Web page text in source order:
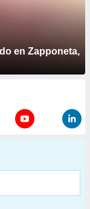
en Zapponeta,